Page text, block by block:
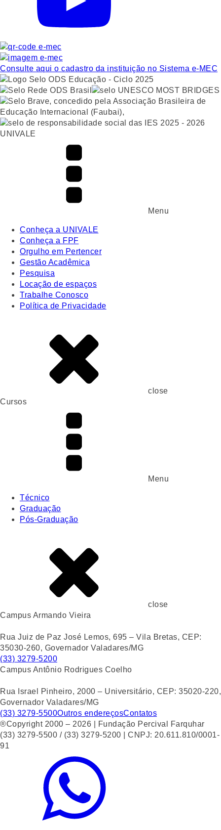
Consulte aqui o cadastro da instituição no Sistema e-MEC
UNIVALE
Menu
Conheça a UNIVALE
Conheça a FPF
Orgulho em Pertencer
Gestão Acadêmica
Pesquisa
Locação de espaços
Trabalhe Conosco
Política de Privacidade
close
Cursos
Menu
Técnico
Graduação
Pós-Graduação
close
Campus Armando Vieira
Rua Juiz de Paz José Lemos, 695 – Vila Bretas, CEP:
35030-260, Governador Valadares/MG
(33) 3279-5200
Campus Antônio Rodrigues Coelho
Rua Israel Pinheiro, 2000 – Universitário, CEP: 35020-220,
Governador Valadares/MG
(33) 3279-5500Outros endereçosContatos
®Copyright 2000 – 2026 | Fundação Percival Farquhar
(33) 3279-5500 / (33) 3279-5200 | CNPJ: 20.611.810/0001-
91